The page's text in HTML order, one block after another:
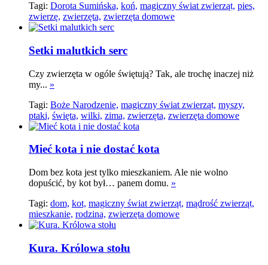
Tagi: Dorota Sumińska, koń, magiczny świat zwierząt, pies,
zwierzę, zwierzęta, zwierzęta domowe
Setki malutkich serc
Czy zwierzęta w ogóle świętują? Tak, ale trochę inaczej niż
my... »
Tagi: Boże Narodzenie, magiczny świat zwierząt, myszy,
ptaki, święta, wilki, zima, zwierzęta, zwierzęta domowe
Mieć kota i nie dostać kota
Dom bez kota jest tylko mieszkaniem. Ale nie wolno
dopuścić, by kot był… panem domu. »
Tagi: dom, kot, magiczny świat zwierząt, mądrość zwierząt,
mieszkanie, rodzina, zwierzęta domowe
Kura. Królowa stołu